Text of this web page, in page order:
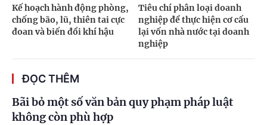
Kế hoạch hành động phòng,
chống bão, lũ, thiên tai cực
đoan và biến đổi khí hậu
Tiêu chí phân loại doanh
nghiệp để thực hiện cơ cấu
lại vốn nhà nước tại doanh
nghiệp
ĐỌC THÊM
Bãi bỏ một số văn bản quy phạm pháp luật
không còn phù hợp